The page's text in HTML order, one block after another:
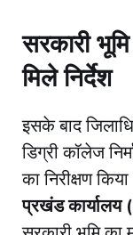
सरकारी
मिले निर्देश
​इसके बाद
डिग्री कॉलेज
का निरीक्षण
प्रखंड